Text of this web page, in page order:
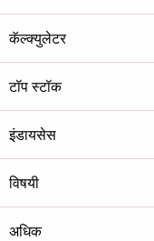
कॅल्क्युलेटर
टॉप स्टॉक
इंडायसेस
विषयी
अधिक